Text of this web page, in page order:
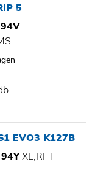
5
94V
EVO3 K127B
94YXL,RFT